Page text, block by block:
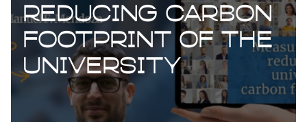
Reducing carbon
footprint of the
University